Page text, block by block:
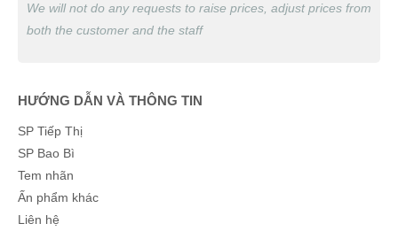
We will not do any requests to raise prices, adjust prices from
both the customer and the staff
HƯỚNG DẪN VÀ THÔNG TIN
SP Tiếp Thị
SP Bao Bì
Tem nhãn
Ấn phẩm khác
Liên hệ